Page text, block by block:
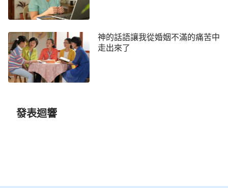
姊妹的交通，自然又想到自己這麼多年活在罪中被撒
行為，感到楊姊妹說的都是實情，也感到自己確實需
要神來變化、潔淨，不光自己需要，我們信主的人，
甚至不信主的人都需要。我高興地答應了考察全能神
的末世作工。通過楊姊妹和其他幾個弟兄姊妹多次的
願意接受全能神的末世作工。
神的話語讓我從婚姻不滿的痛苦中
走出來了
發表迴響